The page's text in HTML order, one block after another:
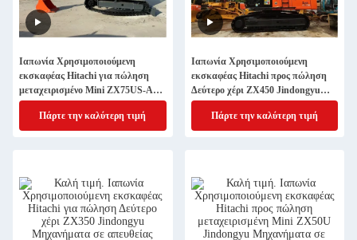
Ιαπωνία Χρησιμοποιούμενη
εκσκαφέας Hitachi για πώληση
μεταχειρισμένο Mini ZX75US-A
Jindongyu Μηχανήματα
Πάρτε την καλύτερη τιμή
Ιαπωνία Χρησιμοποιούμενη
εκσκαφέας Hitachi προς πώληση
Δεύτερο χέρι ZX450 Jindongyu
Μηχανήματα
Πάρτε την καλύτερη τιμή